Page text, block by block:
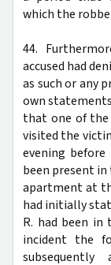
which the
44.
accused had
as such or any
own
that one of the
visited the
evening
been present
apartment at
had initially
R. had been
incident the
subsequently